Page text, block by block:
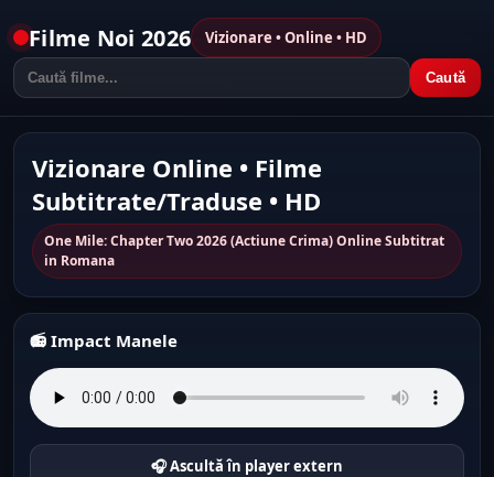
Filme Noi 2026 Vizionare • Online • HD
Caută
Vizionare Online • Filme
Subtitrate/Traduse • HD
One Mile: Chapter Two 2026 (Actiune Crima) Online Subtitrat
in Romana
📻 Impact Manele
🎧 Ascultă în player extern